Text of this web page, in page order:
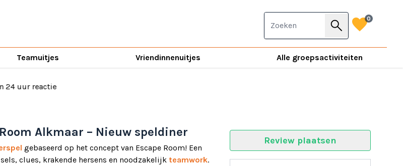
Teamuitjes Vriendinnenuitjes Alle groepsactiviteiten
search favorite0
24 uur reactie
Alkmaar – Nieuw speldiner
gebaseerd op het concept van Escape Room! Een
clues, krakende hersens en noodzakelijk teamwork.
Review plaatsen